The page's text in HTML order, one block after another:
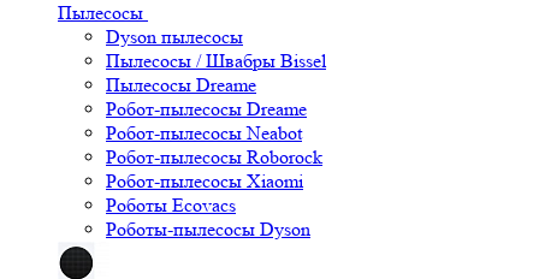
Пылесосы
Dyson пылесосы
Пылесосы / Швабры Bissel
Пылесосы Dreame
Робот-пылесосы Dreame
Робот-пылесосы Neabot
Робот-пылесосы Roborock
Робот-пылесосы Xiaomi
Роботы Ecovacs
Роботы-пылесосы Dyson